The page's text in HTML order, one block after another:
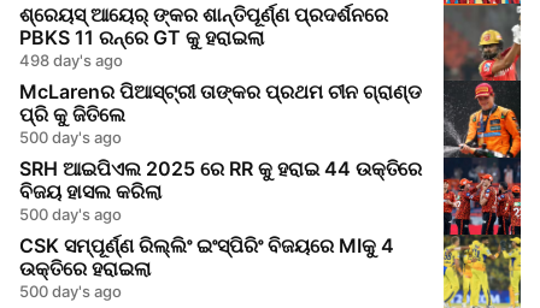
ଶ୍ରେୟସ୍ ଆୟେର୍‌ ଙ୍କର ଶାନ୍ତିପୂର୍ଣ୍ଣ ପ୍ରଦର୍ଶନରେ
PBKS 11 ରନ୍‌ରେ GT କୁ ହରାଇଲା
498 day's ago
McLarenର ପିଆସ୍ଟ୍ରୀ ତାଙ୍କର ପ୍ରଥମ ଚୀନ ଗ୍ରାଣ୍ଡ
ପ୍ରି କୁ ଜିତିଲେ
500 day's ago
SRH ଆଇପିଏଲ 2025 ରେ RR କୁ ହରାଇ 44 ଉକ୍ତିରେ
ବିଜୟ ହାସଲ କରିଲା
500 day's ago
CSK ସମ୍ପୂର୍ଣ୍ଣ ରିଲ୍ଲିଂ ଇଂସ୍ପିରିଂ ବିଜୟରେ MIକୁ 4
ଉକ୍ତିରେ ହରାଇଲା
500 day's ago